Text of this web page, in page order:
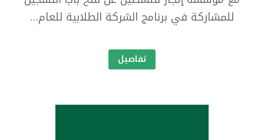
للمشاركة في برنامج الشركة الطلابية للعام…
تفاصيل